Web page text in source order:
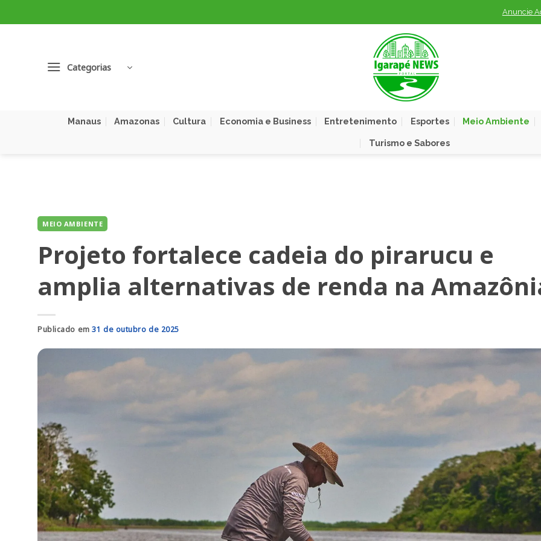
to
Anuncie
Categorias
Manaus Amazonas Cultura Economia e Business Entretenimento Esportes Meio Ambiente
Turismo e Sabores
MEIO AMBIENTE
Projeto fortalece cadeia do pirarucu e
amplia alternativas de renda na
Publicado em31 de outubro de 2025